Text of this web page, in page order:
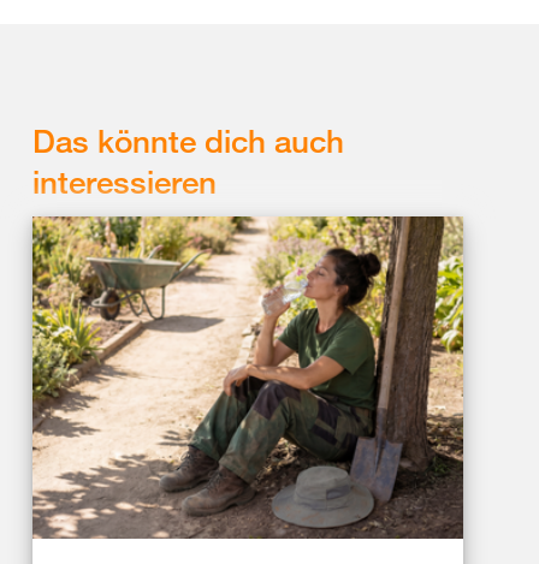
Das könnte dich auch
interessieren